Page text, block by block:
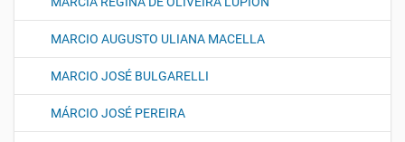
MARCIO AUGUSTO ULIANA MACELLA
MARCIO JOSÉ BULGARELLI
MÁRCIO JOSÉ PEREIRA